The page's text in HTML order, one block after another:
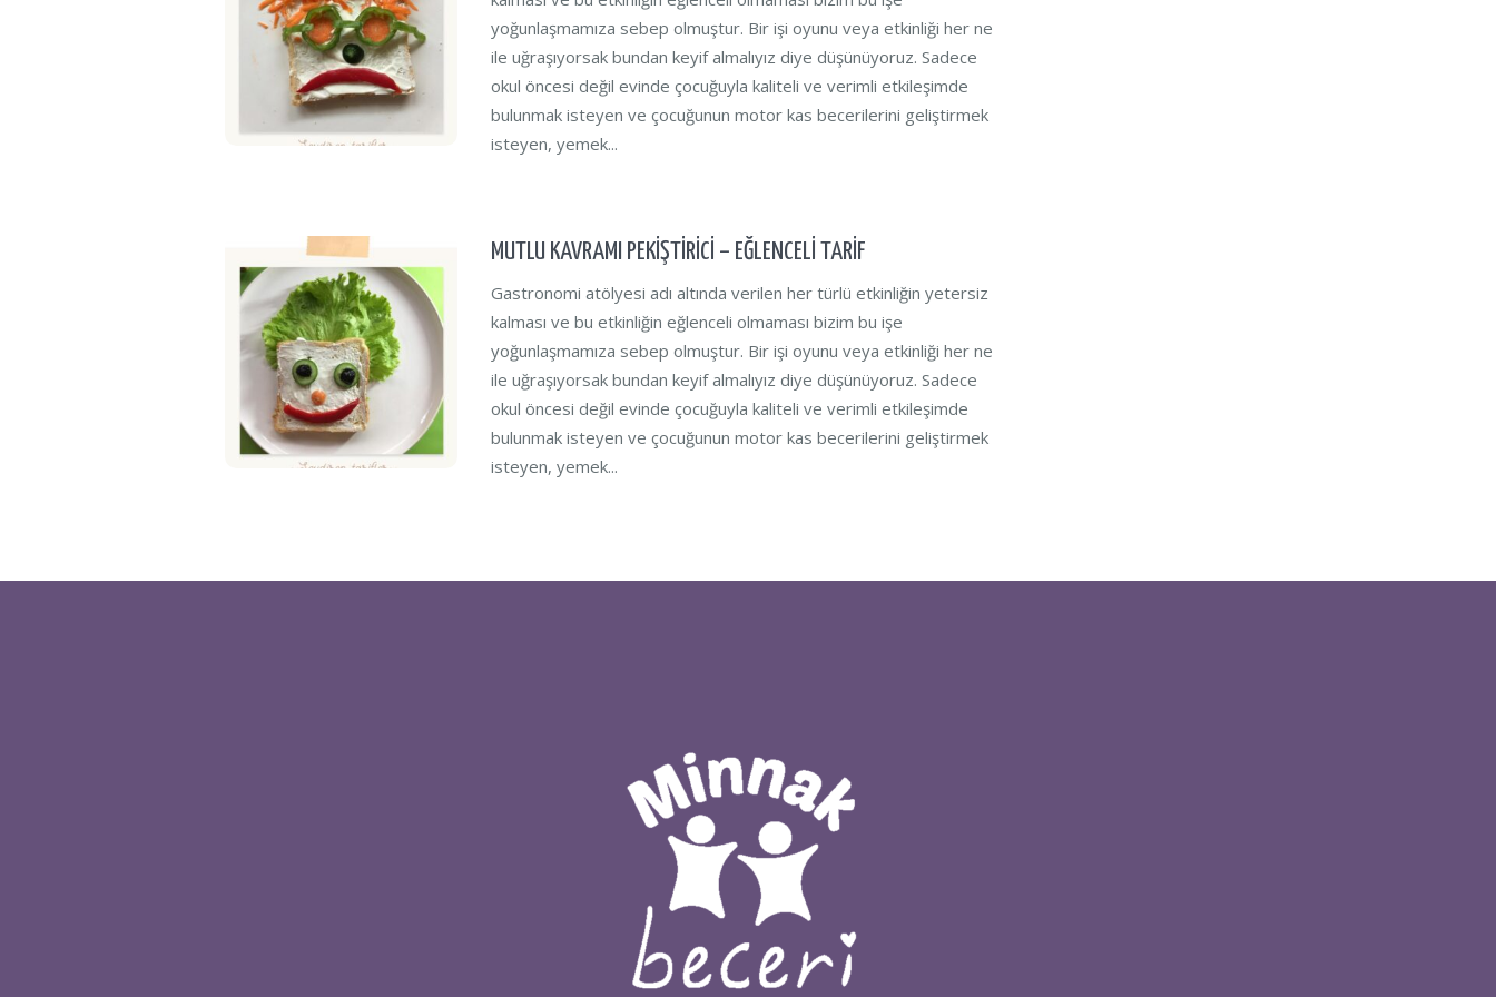
yoğunlaşmamıza sebep olmuştur. Bir işi oyunu veya etkinliği her ne
ile uğraşıyorsak bundan keyif almalıyız diye düşünüyoruz. Sadece
okul öncesi değil evinde çocuğuyla kaliteli ve verimli etkileşimde
bulunmak isteyen ve çocuğunun motor kas becerilerini geliştirmek
isteyen, yemek...
MUTLU KAVRAMI PEKİŞTİRİCİ – EĞLENCELİ TARİF
Gastronomi atölyesi adı altında verilen her türlü etkinliğin yetersiz
kalması ve bu etkinliğin eğlenceli olmaması bizim bu işe
yoğunlaşmamıza sebep olmuştur. Bir işi oyunu veya etkinliği her ne
ile uğraşıyorsak bundan keyif almalıyız diye düşünüyoruz. Sadece
okul öncesi değil evinde çocuğuyla kaliteli ve verimli etkileşimde
bulunmak isteyen ve çocuğunun motor kas becerilerini geliştirmek
isteyen, yemek...